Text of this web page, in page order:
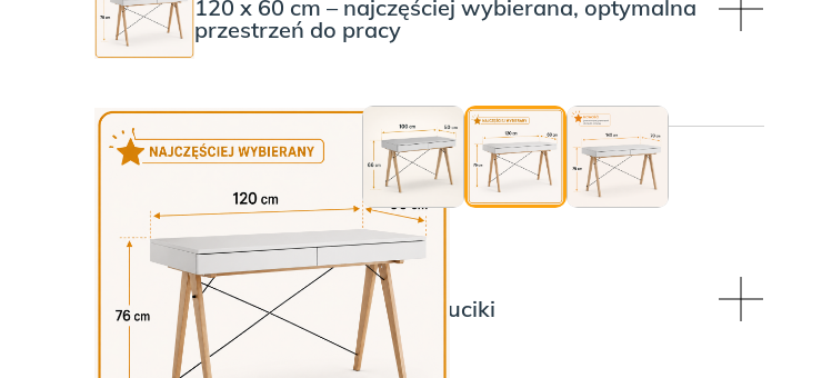
120 x 60 cm – najczęściej wybierana, optymalna
przestrzeń do pracy
WYBIERZ KOLOR NÓŻEK:
Dębowe nogi i czarne druciki